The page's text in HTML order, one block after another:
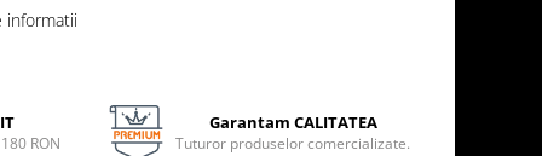
informatii
RON
Garantam CALITATEA
Tuturor produselor comercializate.